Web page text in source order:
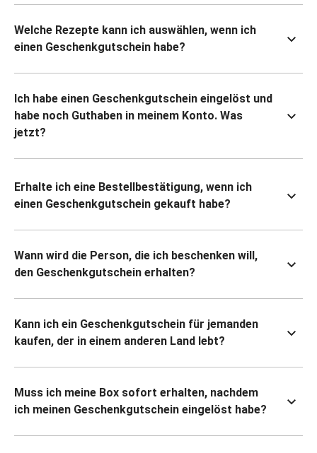
Welche Rezepte kann ich auswählen, wenn ich
einen Geschenkgutschein habe?
Ich habe einen Geschenkgutschein eingelöst und
habe noch Guthaben in meinem Konto. Was
jetzt?
Erhalte ich eine Bestellbestätigung, wenn ich
einen Geschenkgutschein gekauft habe?
Wann wird die Person, die ich beschenken will,
den Geschenkgutschein erhalten?
Kann ich ein Geschenkgutschein für jemanden
kaufen, der in einem anderen Land lebt?
Muss ich meine Box sofort erhalten, nachdem
ich meinen Geschenkgutschein eingelöst habe?